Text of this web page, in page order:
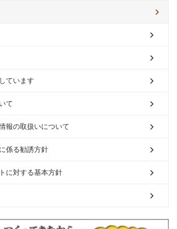
ています
て
報の取扱いについて
係る勧誘方針
に対する基本方針